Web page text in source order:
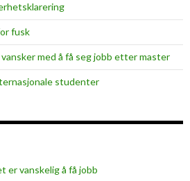
fusk
med å få seg jobb etter master
studenter
er vanskelig å få jobb